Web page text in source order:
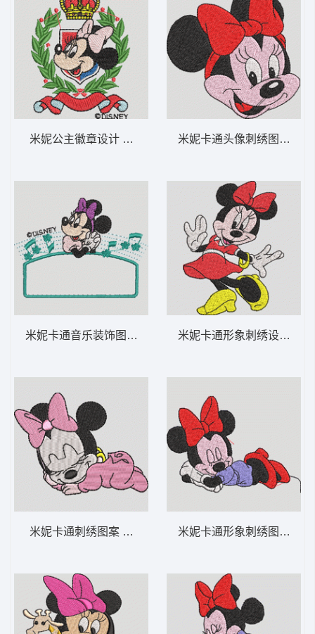
米妮公主徽章设计 米妮 28-DST格式
米妮卡通音乐装饰图案 米妮 27-DST格式
米妮卡通刺绣图案 米妮 宝宝 2-DST格式
米妮卡通头像刺绣图案 米
米妮卡通形象刺绣设计 米
米妮卡通形象刺绣图案 米